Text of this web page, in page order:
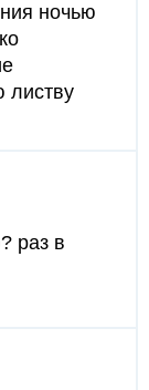
ночью
листву
раз в